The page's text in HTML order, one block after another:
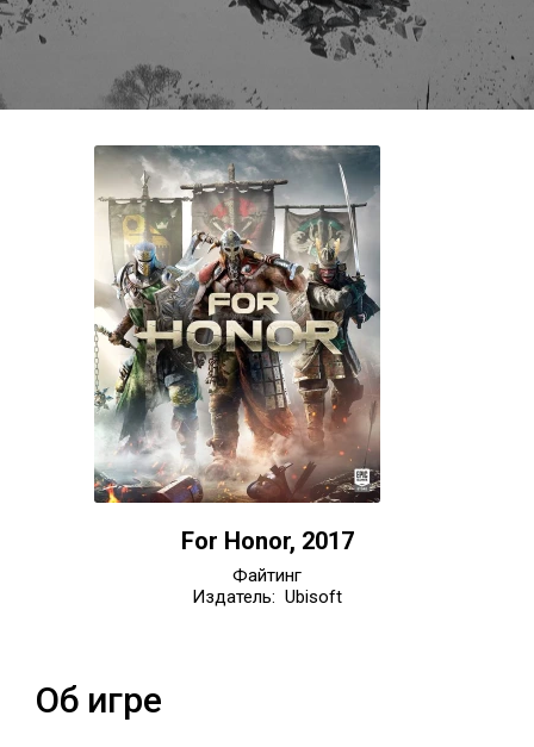
For Honor, 2017
Файтинг
Издатель: Ubisoft
Об игре